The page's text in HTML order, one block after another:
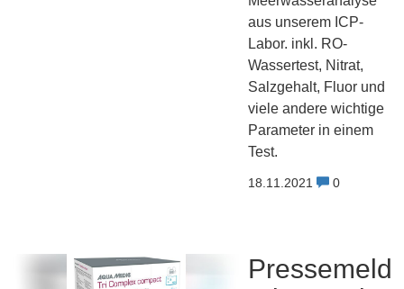
aus unserem ICP-
Labor. inkl. RO-
Wassertest, Nitrat,
Salzgehalt, Fluor und
viele andere wichtige
Parameter in einem
Test.
18.11.2021 0